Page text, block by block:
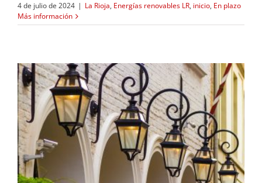
4 de julio de 2024 | La Rioja, Energías renovables LR, inicio, En plazo
Más información